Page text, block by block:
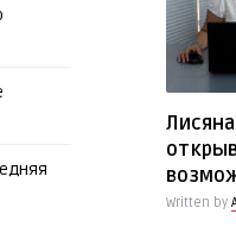
Written by